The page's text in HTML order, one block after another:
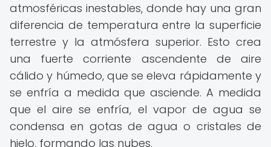
atmosféricas inestables, donde hay una gran
diferencia de temperatura entre la superficie
terrestre y la atmósfera superior. Esto crea
una fuerte corriente ascendente de aire
cálido y húmedo, que se eleva rápidamente y
se enfría a medida que asciende. A medida
que el aire se enfría, el vapor de agua se
condensa en gotas de agua o cristales de
hielo, formando las nubes.